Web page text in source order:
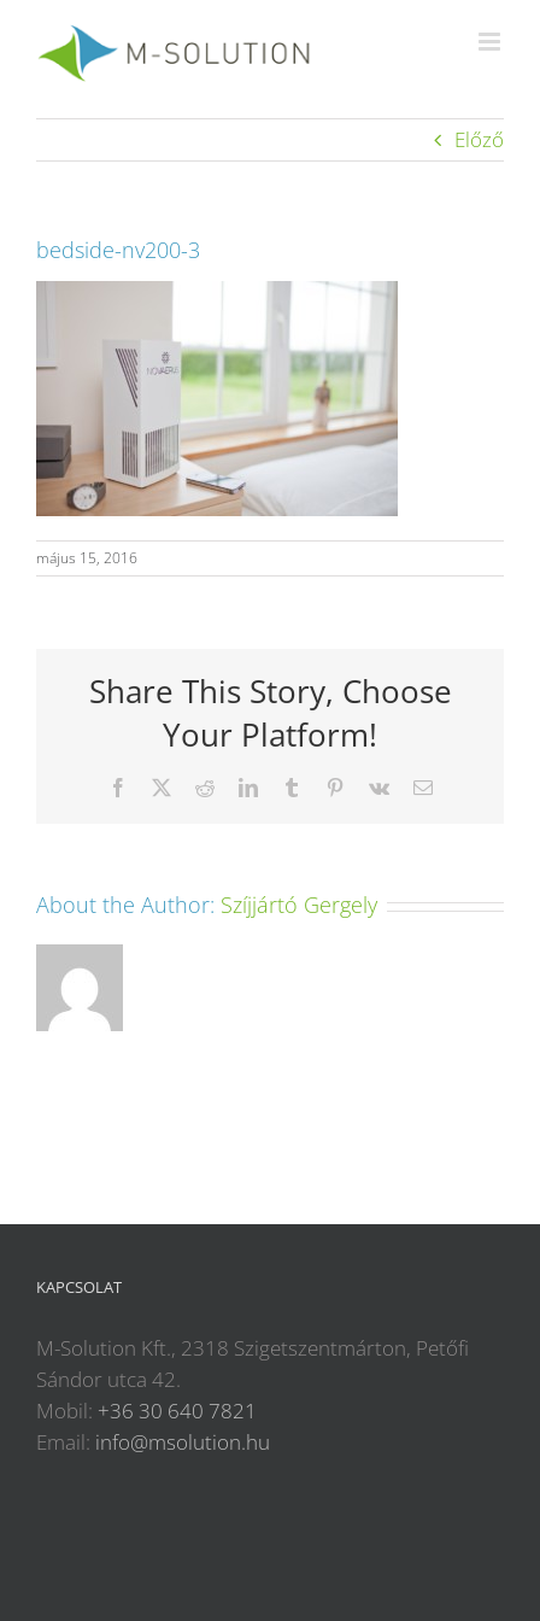
Előző
bedside-nv200-3
május 15, 2016
Share This Story, Choose
Your Platform!
Facebook RedditLinkedInTumblr Pinterest
Vk Email:
About the Author: Szíjjártó Gergely
KAPCSOLAT
M-Solution Kft., 2318 Szigetszentmárton, Petőfi
Sándor utca 42.
Mobil: +36 30 640 7821
Email: info@msolution.hu